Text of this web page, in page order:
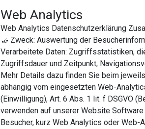
Web Analytics
Web Analytics Datenschutzerklärung
🤝 Zweck: Auswertung der
Verarbeitete Daten: Zugriffsstatistiken,
Zugriffsdauer und Zeitpunkt,
Mehr Details dazu finden Sie beim
abhängig vom eingesetzten Web-
(Einwilligung), Art. 6 Abs. 1 lit. f DSGVO
verwenden auf unserer Website
Besucher, kurz Web Analytics oder